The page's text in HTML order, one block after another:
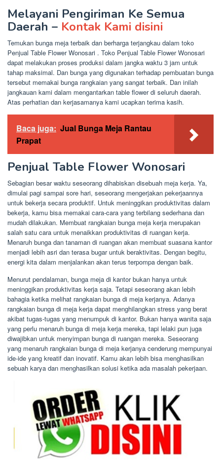
Melayani Pengiriman Ke Semua
Daerah – Kontak Kami disini
Temukan bunga meja terbaik dan berharga terjangkau dalam toko
Penjual Table Flower Wonosari . Toko Penjual Table Flower Wonosari
dapat melakukan proses produksi dalam jangka waktu 3 jam untuk
tahap maksimal. Dan bunga yang digunakan terhadap pembuatan bunga
tersebut memakai bunga rangkaian yang sangat terbaik. Dan inilah
jangkauan kami dalam mengantarkan table flower di seluruh daerah.
Atas perhatian dan kerjasamanya kami ucapkan terima kasih.
Baca juga: Jual Bunga Meja Rantau
Prapat
Penjual Table Flower Wonosari
Sebagian besar waktu seseorang dihabiskan disebuah meja kerja. Ya,
dimulai pagi sampai sore hari, seseorang mengerjakan pekerjaannya
untuk bekerja secara produktif. Untuk meninggikan produktivitas dalam
bekerja, kamu bisa memakai cara-cara yang terbilang sederhana dan
mudah dilakukan. Membuat rangkaian bunga meja kerja merupakan
salah satu cara untuk menaikkan produktivitas di ruangan kerja.
Menaruh bunga dan tanaman di ruangan akan membuat suasana kantor
menjadi lebih asri dan terasa bugar untuk beraktivitas. Dengan begitu,
energi kita dalam menjalankan akan terus terpompa dengan baik.
Menurut pendalaman, bunga meja di kantor bukan hanya untuk
meninggikan produktivitas kerja saja. Tetapi seseorang akan lebih
bahagia ketika melihat rangkaian bunga di meja kerjanya. Adanya
rangkaian bunga di meja kerja dapat menghilangkan stress yang berat
akibat tugas-tugas yang menumpuk di kantor. Bukan hanya wanita saja
yang perlu menaruh bunga di meja kerja mereka, tapi lelaki pun juga
diwajibkan untuk menyimpan bunga di ruangan mereka. Seseorang
yang menaruh rangkaian bunga di meja kerjanya cenderung mempunyai
ide-ide yang kreatif dan inovatif. Kamu akan lebih bisa menghasilkan
sebuah karya dan menghasilkan solusi ketika ada masalah pekerjaan.